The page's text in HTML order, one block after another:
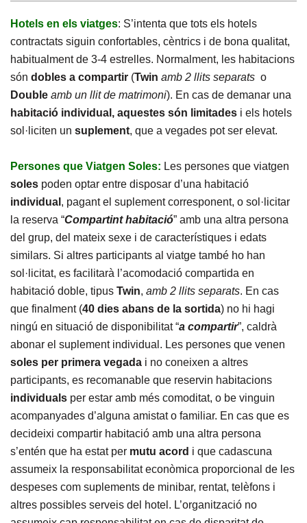
Hotels en els viatges: S’intenta que tots els hotels
contractats siguin confortables, cèntrics i de bona qualitat,
habitualment de 3-4 estrelles. Normalment, les habitacions
són dobles a compartir (Twin amb 2 llits separats o
Double amb un llit de matrimoni). En cas de demanar una
habitació individual, aquestes són limitades i els hotels
sol·liciten un suplement, que a vegades pot ser elevat.
Persones que Viatgen Soles: Les persones que viatgen
soles poden optar entre disposar d’una habitació
individual , pagant el suplement corresponent, o sol·licitar
la reserva “Compartint habitació” amb una altra persona
del grup, del mateix sexe i de característiques i edats
similars. Si altres participants al viatge també ho han
sol·licitat, es facilitarà l’acomodació compartida en
habitació doble, tipus Twin, amb 2 llits separats. En cas
que finalment (40 dies abans de la sortida) no hi hagi
ningú en situació de disponibilitat “a compartir”, caldrà
abonar el suplement individual. Les persones que venen
soles per primera vegada i no coneixen a altres
participants, es recomanable que reservin habitacions
individuals per estar amb més comoditat, o be vinguin
acompanyades d’alguna amistat o familiar. En cas que es
decideixi compartir habitació amb una altra persona
s’entén que ha estat per mutu acord i que cadascuna
assumeix la responsabilitat econòmica proporcional de les
despeses com suplements de minibar, rentat, telèfons i
altres possibles serveis del hotel. L’organització no